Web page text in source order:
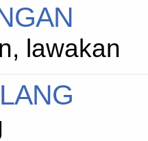
lawakan